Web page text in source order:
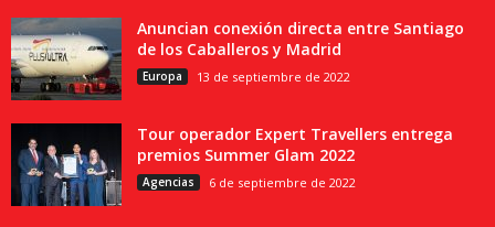
Anuncian conexión directa entre Santiago
de los Caballeros y Madrid
Europa 13 de septiembre de 2022
Tour operador Expert Travellers entrega
premios Summer Glam 2022
Agencias 6 de septiembre de 2022